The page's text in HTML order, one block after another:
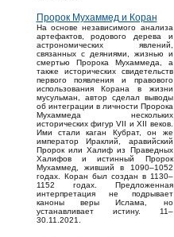
Пророк Мухаммед и Коран
На основе независимого анализа
артефактов, родового дерева и
астрономических явлений,
связанных с деяниями, жизнью и
смертью Пророка Мухаммеда, а
также исторических свидетельств
первого появления и правового
использования Корана в жизни
мусульман, автор сделал выводы
об интеграции в личности Пророка
Мухаммеда нескольких
исторических фигур VII и XII веков.
Ими стали каган Кубрат, он же
император Ираклий, аравийский
Пророк или Халиф из Праведных
Халифов и истинный Пророк
Мухаммед, живший в 1090–1052
годах. Коран был создан в 1130–
1152 годах. Предложенная
интерпретация не подрывает
каноны веры Ислама, но
устанавливает истину. 11–
30.11.2021.